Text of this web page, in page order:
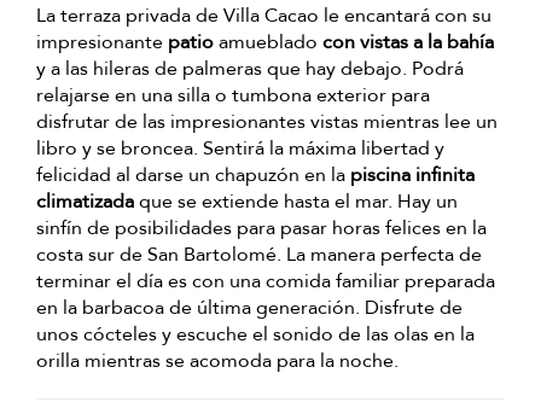
La terraza privada de Villa Cacao le encantará con su
impresionante patioamueblado con vistas a la bahía
y a las hileras de palmeras que hay debajo. Podrá
relajarse en una silla o tumbona exterior para
disfrutar de las impresionantes vistas mientras lee un
libro y se broncea. Sentirá la máxima libertad y
felicidad al darse un chapuzón en la piscina infinita
climatizadaque se extiende hasta el mar. Hay un
sinfín de posibilidades para pasar horas felices en la
costa sur de San Bartolomé. La manera perfecta de
terminar el día es con una comida familiar preparada
en la barbacoa de última generación. Disfrute de
unos cócteles y escuche el sonido de las olas en la
orilla mientras se acomoda para la noche.